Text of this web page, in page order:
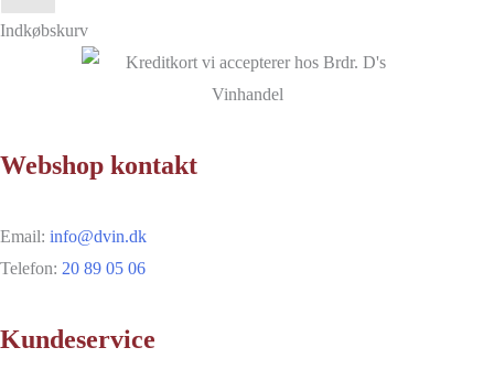
Indkøbskurv
Webshop kontakt
Email: info@dvin.dk
Telefon: 20 89 05 06
Kundeservice